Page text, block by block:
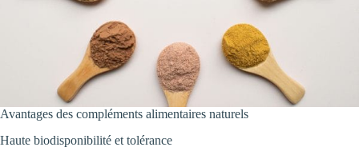
Avantages des compléments alimentaires naturels
Haute biodisponibilité et tolérance